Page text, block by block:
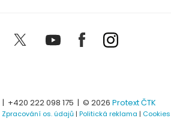
LinkedIn TwitterYoutubeFacebookInstagram
| +420 222 098 175 | © 2026 Protext ČTK
Zpracování os. údajů| Politická reklama | Cookies